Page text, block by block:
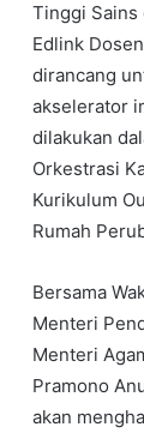
Tinggi Sains
Edlink
dirancang
akselerator
dilakukan
Orkestrasi
Kurikulum
Rumah
Bersama
Menteri
Menteri
Pramono
akan